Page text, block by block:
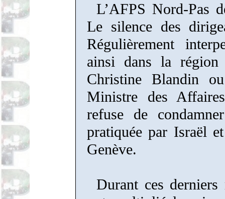
L’AFPS Nord-Pas
Le silence des
Régulièrement
ainsi dans la
Christine Blandin
Ministre des
refuse de
pratiquée par Israël
Genève.
Durant ces